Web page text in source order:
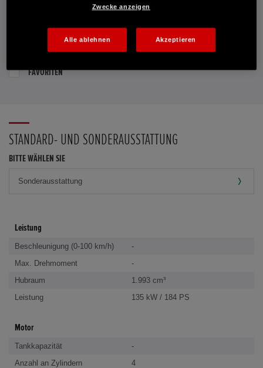
PROBEFAHRT VEREINBAREN
FAVORITEN
STANDARD- UND SONDERAUSSTATTUNG
BITTE WÄHLEN SIE
Leistung
Beschleunigung (0-100 km/h)
-
Max. Drehmoment
-
Hubraum
1.993 cm³
Leistung
135 kW / 184 PS
Motor
Tankkapazität
-
Anzahl an Zylindern
4
Zwecke anzeigen
Alle ablehnen Akzeptieren